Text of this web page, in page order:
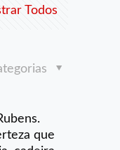
Todos
que